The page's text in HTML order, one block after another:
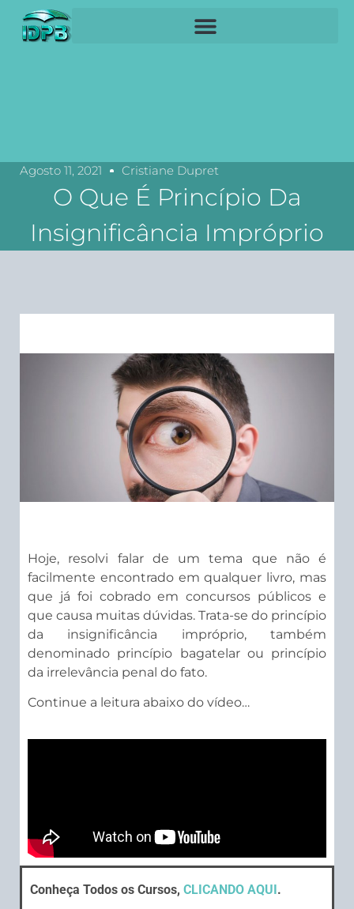
Agosto 11, 2021 Cristiane Dupret
O Que É Princípio Da
Insignificância Impróprio
Hoje, resolvi falar de um tema que não é
facilmente encontrado em qualquer livro, mas
que já foi cobrado em concursos públicos e
que causa muitas dúvidas. Trata-se do princípio
da insignificância impróprio, também
denominado princípio bagatelar ou princípio
da irrelevância penal do fato.
Continue a leitura abaixo do vídeo…
Conheça Todos os Cursos, CLICANDO AQUI .